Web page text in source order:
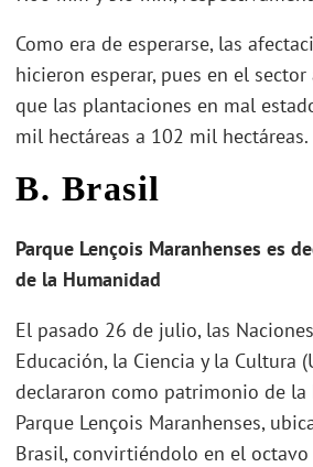
Como era de esperarse, las
hicieron esperar, pues en el
que las plantaciones en mal
mil hectáreas a 102 mil hectáreas.
B. Brasil
Parque Lençois Maranhenses es
de la Humanidad
El pasado 26 de julio, las
Educación, la Ciencia y la Cultura
declararon como patrimonio de
Parque Lençois Maranhenses,
Brasil, convirtiéndolo en el